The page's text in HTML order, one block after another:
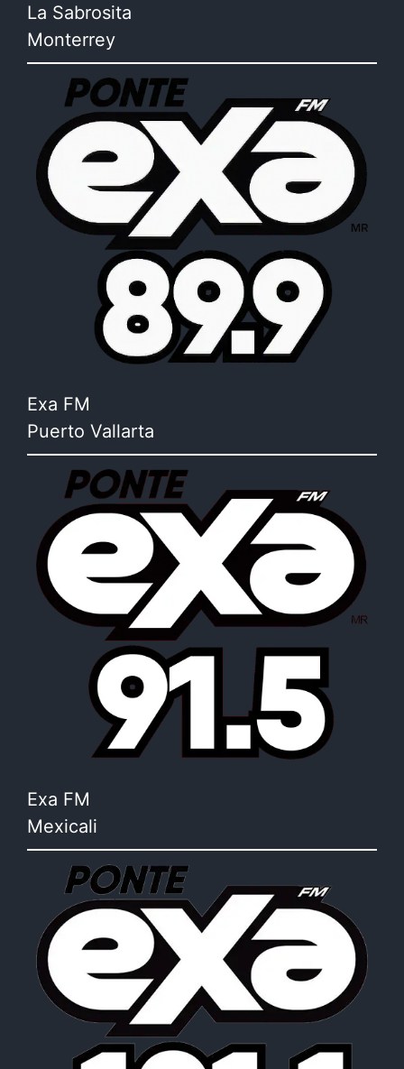
La Sabrosita
Monterrey
Exa FM
Puerto Vallarta
Exa FM
Mexicali